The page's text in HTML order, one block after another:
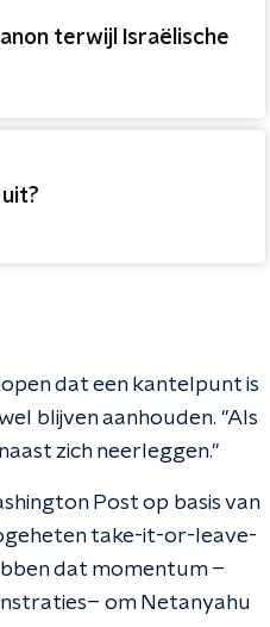
terwijl Israëlische
dat een kantelpunt is
blijven aanhouden. "Als
zich neerleggen."
Post op basis van
take-it-or-leave-
dat momentum –
om Netanyahu